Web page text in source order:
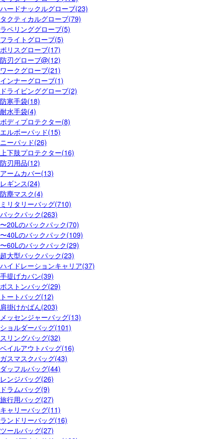
ハードナックルグローブ(23)
タクティカルグローブ(79)
ラペリンググローブ(5)
フライトグローブ(5)
ポリスグローブ(17)
防刃グローブ@(12)
ワークグローブ(21)
インナーグローブ(1)
ドライビンググローブ(2)
防寒手袋(18)
耐水手袋(4)
ボディプロテクター(8)
エルボーパッド(15)
ニーパッド(26)
上下肢プロテクター(16)
防刃用品(12)
アームカバー(13)
レギンス(24)
防塵マスク(4)
ミリタリーバッグ(710)
バックパック(263)
〜20Lのバックパック(70)
〜40Lのバックパック(109)
〜60Lのバックパック(29)
超大型バックパック(23)
ハイドレーションキャリア(37)
手提げカバン(39)
ボストンバッグ(29)
トートバッグ(12)
肩掛けかばん(203)
メッセンジャーバッグ(13)
ショルダーバッグ(101)
スリングバッグ(32)
ベイルアウトバッグ(16)
ガスマスクバッグ(43)
ダッフルバッグ(44)
レンジバッグ(26)
ドラムバッグ(9)
旅行用バッグ(27)
キャリーバッグ(11)
ランドリーバッグ(16)
ツールバッグ(27)